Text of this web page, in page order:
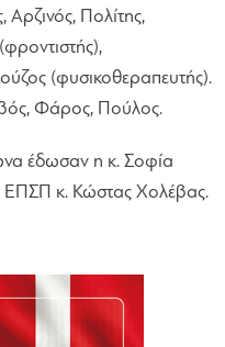
Πολίτης,
(φυσικοθεραπευτής).
Φάρος, Πούλος.
έδωσαν η κ. Σοφία
ΕΠΣΠ κ. Κώστας Χολέβας.